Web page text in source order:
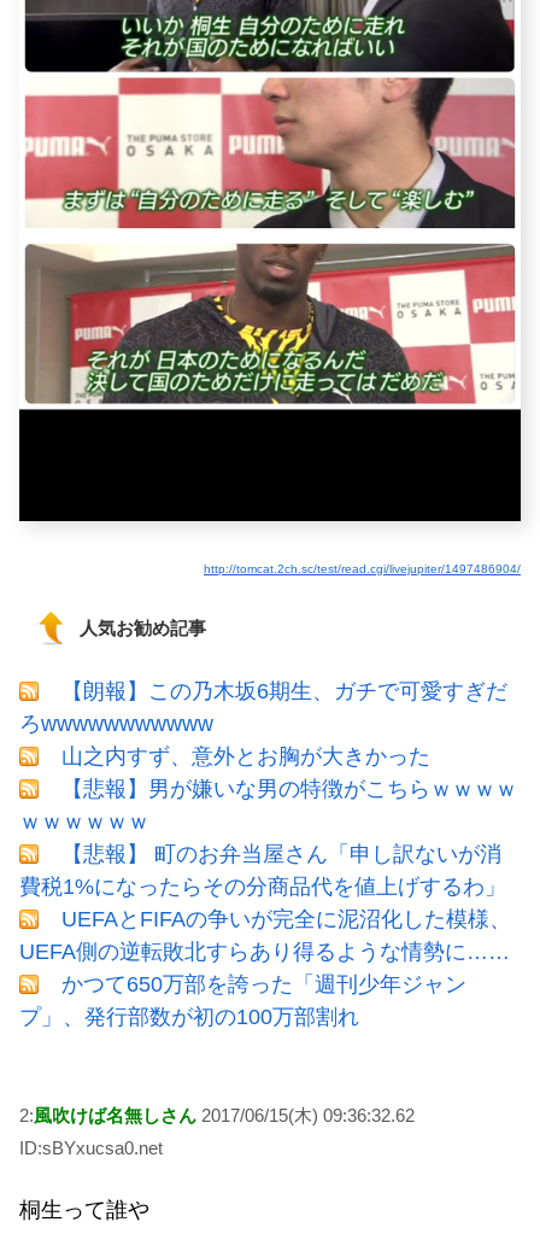
http://tomcat.2ch.sc/test/read.cgi/livejupiter/1497486904/
人気お勧め記事
【朗報】この乃木坂6期生、ガチで可愛すぎだ
ろwwwwwwwwwww
山之内すず、意外とお胸が大きかった
【悲報】男が嫌いな男の特徴がこちらｗｗｗｗ
ｗｗｗｗｗｗ
【悲報】 町のお弁当屋さん「申し訳ないが消
費税1%になったらその分商品代を値上げするわ」
UEFAとFIFAの争いが完全に泥沼化した模様、
UEFA側の逆転敗北すらあり得るような情勢に……
かつて650万部を誇った「週刊少年ジャン
プ」、発行部数が初の100万部割れ
2:風吹けば名無しさん 2017/06/15(木) 09:36:32.62
ID:sBYxucsa0.net
桐生って誰や